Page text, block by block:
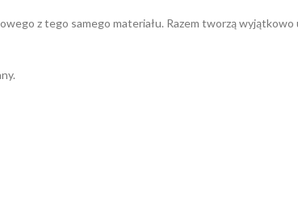
z tego samego materiału. Razem tworzą wyjątkowo